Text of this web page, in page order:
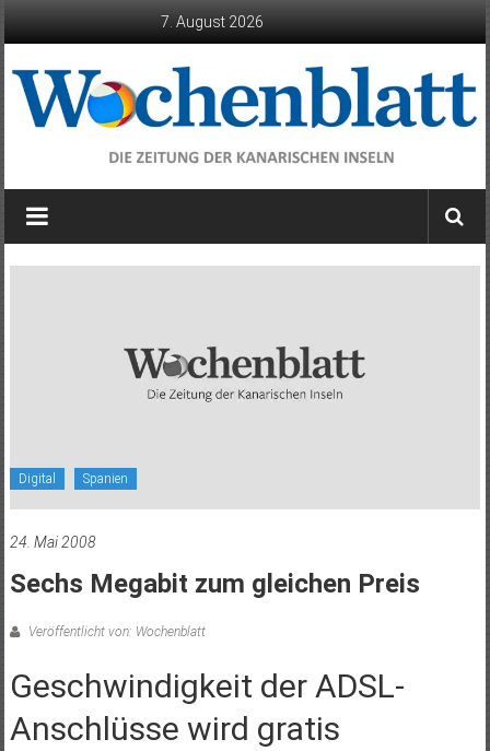
7. August 2026
Wochenblatt
die
Digital Spanien
24. Mai 2008
Sechs Megabit zum gleichen Preis
Veröffentlicht von: Wochenblatt
Geschwindigkeit der ADSL-
Anschlüsse wird gratis